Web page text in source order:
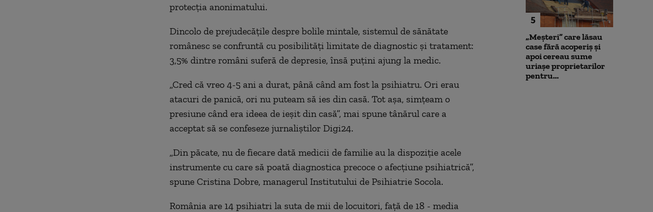
protecția anonimatului.
Dincolo de prejudecățile despre bolile mintale, sistemul de sănătate
românesc se confruntă cu posibilități limitate de diagnostic și tratament:
3,5% dintre români suferă de depresie, însă puțini ajung la medic.
„Cred că vreo 4-5 ani a durat, până când am fost la psihiatru. Ori erau
atacuri de panică, ori nu puteam să ies din casă. Tot așa, simțeam o
presiune când era ideea de ieșit din casă”, mai spune tânărul care a
acceptat să se confeseze jurnaliștilor Digi24.
„Din păcate, nu de fiecare dată medicii de familie au la dispoziție acele
instrumente cu care să poată diagnostica precoce o afecțiune psihiatrică”,
spune Cristina Dobre, managerul Institutului de Psihiatrie Socola.
România are 14 psihiatri la suta de mii de locuitori, față de 18 - media
5
„Meșteri” care lăsau
case fără acoperiș și
apoi cereau sume
uriașe proprietarilor
pentru...